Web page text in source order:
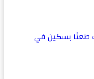
طعنًا بسكين في